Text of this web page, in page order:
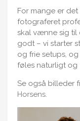
For mange er
fotograferet
skal vænne sig til
godt – vi starter
og frie setups,
føles naturligt og
Se også billeder
Horsens.